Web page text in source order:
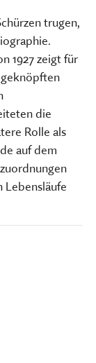
trugen,
1927 zeigt für
geknöpften
die
Rolle als
auf dem
Lebensläufe